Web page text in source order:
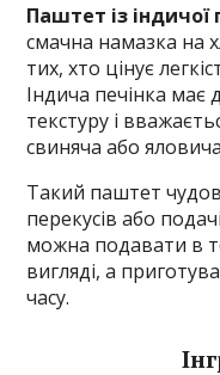
Паштет із індичої
смачна намазка на
тих, хто цінує
Індича печінка має
текстуру і
свиняча або
Такий паштет
перекусів або
можна подавати в
вигляді, а
часу.